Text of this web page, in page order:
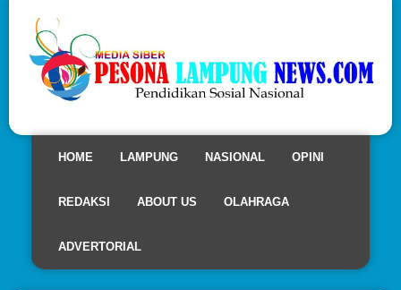
HOME LAMPUNG NASIONAL OPINI
REDAKSI ABOUT US OLAHRAGA
ADVERTORIAL